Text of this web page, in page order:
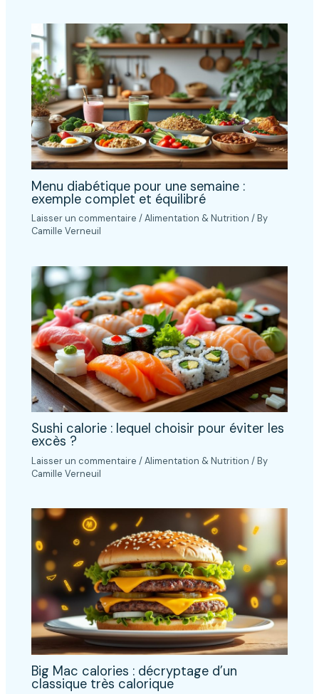
Menu diabétique pour une semaine :
exemple complet et équilibré
Laisser un commentaire /Alimentation & Nutrition / By
Camille Verneuil
Sushi calorie : lequel choisir pour éviter les
excès ?
Laisser un commentaire /Alimentation & Nutrition / By
Camille Verneuil
Big Mac calories : décryptage d’un
classique très calorique